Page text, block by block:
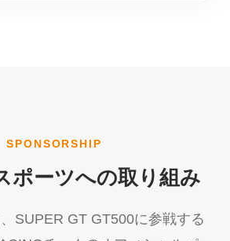
SPONSORSHIP
ポーツへの取り組み
SUPER GT GT500に参戦する